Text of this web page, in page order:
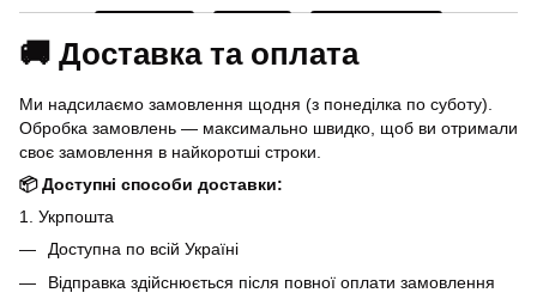
🚚 Доставка та оплата
Ми надсилаємо замовлення щодня (з понеділка по суботу).
Обробка замовлень — максимально швидко, щоб ви отримали
своє замовлення в найкоротші строки.
📦 Доступні способи доставки:
1. Укрпошта
Доступна по всій Україні
Відправка здійснюється після повної оплати замовлення